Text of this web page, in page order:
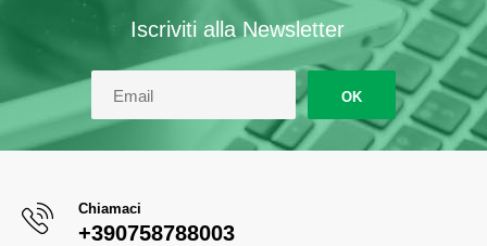
Iscriviti alla Newsletter
OK
Chiamaci
+390758788003